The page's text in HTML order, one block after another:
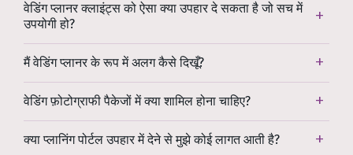
वेडिंग प्लानर क्लाइंट्स को ऐसा क्या उपहार दे सकता है जो सच में
उपयोगी हो?
मैं वेडिंग प्लानर के रूप में अलग कैसे दिखूँ?
वेडिंग फ़ोटोग्राफी पैकेजों में क्या शामिल होना चाहिए?
क्या प्लानिंग पोर्टल उपहार में देने से मुझे कोई लागत आती है?